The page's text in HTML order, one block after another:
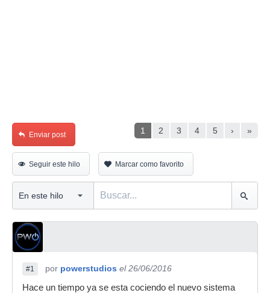
1 2 3 4 5 › »
Enviar post
Seguir este hilo Marcar como favorito
#1 por powerstudios el 26/06/2016
Hace un tiempo ya se esta cociendo el nuevo sistema